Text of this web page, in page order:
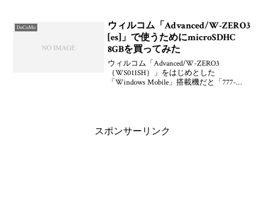
し
DoCoMo
ウィルコム「Advanced/W-ZERO3
[es]」で使うためにmicroSDHC
8GBを買ってみた
ウィルコム「Advanced/W-ZERO3
（WS011SH）」をはじめとした
「Windows Mobile」搭載機だと「777-
スポンサーリンク